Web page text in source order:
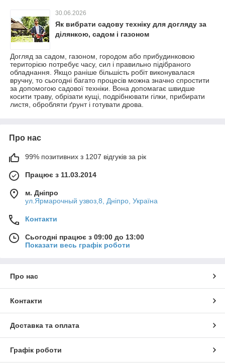
30.06.2026
Як вибрати садову техніку для догляду за
ділянкою, садом і газоном
Догляд за садом, газоном, городом або прибудинковою
територією потребує часу, сил і правильно підібраного
обладнання. Якщо раніше більшість робіт виконувалася
вручну, то сьогодні багато процесів можна значно спростити
за допомогою садової техніки. Вона допомагає швидше
косити траву, обрізати кущі, подрібнювати гілки, прибирати
листя, обробляти ґрунт і готувати дрова.
Про нас
99% позитивних з 1207 відгуків за рік
Працює з 11.03.2014
м. Дніпро
ул.Ярмарочный узвоз,8, Дніпро, Україна
Контакти
Сьогодні працює з 09:00 до 13:00
Показати весь графік роботи
Про нас
Контакти
Доставка та оплата
Графік роботи